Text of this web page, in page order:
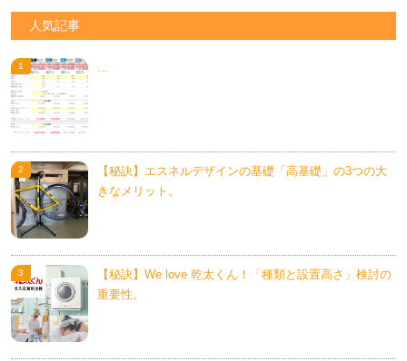
人気記事
...
【秘訣】エスネルデザインの基礎「高基礎」の3つの大
きなメリット。
【秘訣】We love 乾太くん！「種類と設置高さ」検討の
重要性。